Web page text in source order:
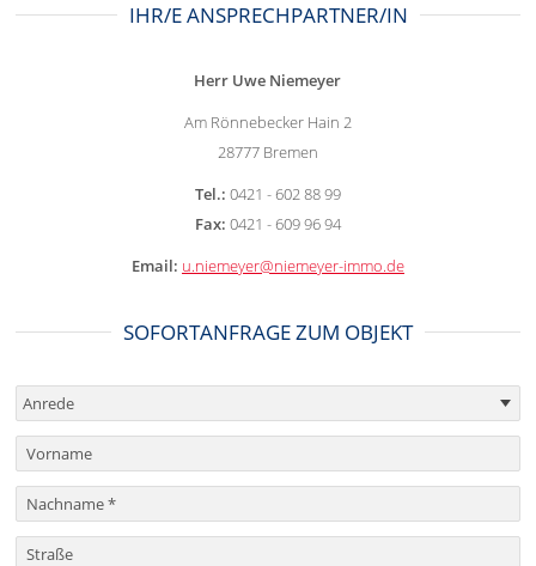
IHR/E ANSPRECHPARTNER/IN
Herr Uwe Niemeyer
Am Rönnebecker Hain 2
28777 Bremen
Tel.: 0421 - 602 88 99
Fax: 0421 - 609 96 94
Email: u.niemeyer@niemeyer-immo.de
SOFORTANFRAGE ZUM OBJEKT